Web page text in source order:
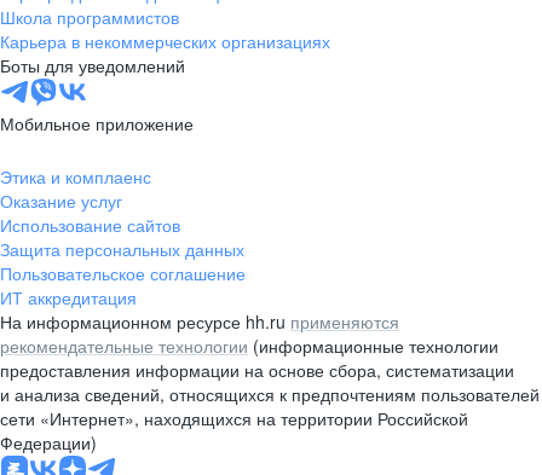
Школа программистов
Карьера в некоммерческих организациях
Боты для уведомлений
Мобильное приложение
Этика и комплаенс
Оказание услуг
Использование сайтов
Защита персональных данных
Пользовательское соглашение
ИТ аккредитация
На информационном ресурсе hh.ru применяются
рекомендательные технологии (информационные технологии
предоставления информации на основе сбора, систематизации
и анализа сведений, относящихся к предпочтениям пользователей
сети «Интернет», находящихся на территории Российской
Федерации)